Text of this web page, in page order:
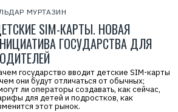
7
6
МУРТАЗИН
SIM-КАРТЫ. НОВАЯ
ГОСУДАРСТВА ДЛЯ
государство вводит детские SIM-карты
они будут отличаться от обычных;
ли операторы создавать, как сейчас,
для детей и подростков, как
этот рынок.